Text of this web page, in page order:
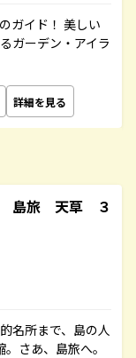
ガイド！ 美しい
ガーデン・アイラ
詳細を見る
島旅 天草 ３
名所まで、島の人
さあ、島旅へ。